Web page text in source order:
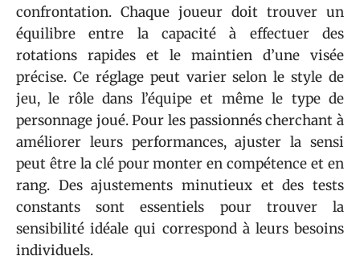
confrontation. Chaque joueur doit trouver un
équilibre entre la capacité à effectuer des
rotations rapides et le maintien d’une visée
précise. Ce réglage peut varier selon le style de
jeu, le rôle dans l’équipe et même le type de
personnage joué. Pour les passionnés cherchant à
améliorer leurs performances, ajuster la sensi
peut être la clé pour monter en compétence et en
rang. Des ajustements minutieux et des tests
constants sont essentiels pour trouver la
sensibilité idéale qui correspond à leurs besoins
individuels.